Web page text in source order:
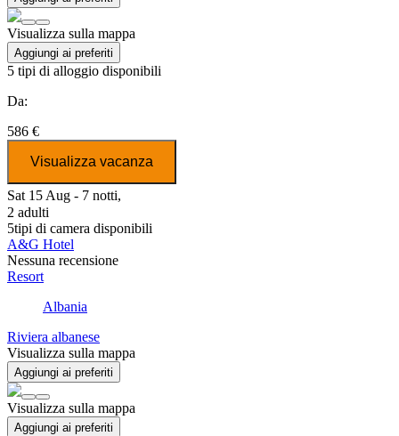
Visualizza sulla mappa
Aggiungi ai preferiti
5 tipi di alloggio disponibili
Da:
586 €
Visualizza vacanza
Sat 15 Aug - 7 notti,
2 adulti
5tipi di camera disponibili
A&G Hotel
Nessuna recensione
Resort
Albania
Riviera albanese
Visualizza sulla mappa
Aggiungi ai preferiti
Visualizza sulla mappa
Aggiungi ai preferiti